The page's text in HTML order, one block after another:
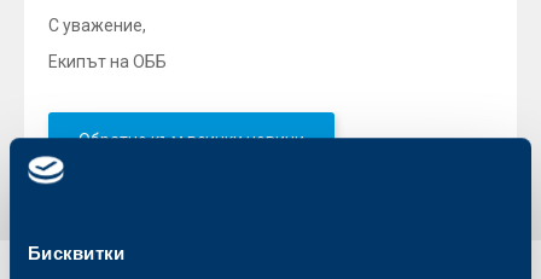
Бисквитки
С уважение,
Екипът на ОББ
Обратно към всички новини